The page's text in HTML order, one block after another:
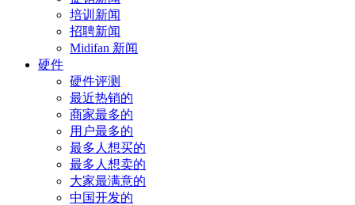
培训新闻
招聘新闻
Midifan 新闻
硬件
硬件评测
最近热销的
商家最多的
用户最多的
最多人想买的
最多人想卖的
大家最满意的
中国开发的